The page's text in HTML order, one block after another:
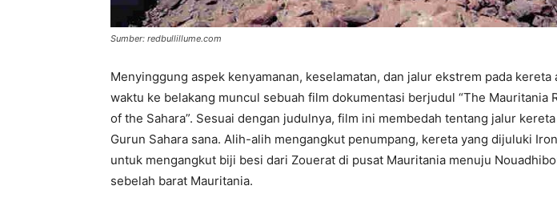
Sumber: redbullillume.com
Menyinggung aspek kenyamanan, keselamatan, dan jalur ekstrem pada kereta
waktu ke belakang muncul sebuah film dokumentasi berjudul “The Mauritania
of the Sahara”. Sesuai dengan judulnya, film ini membedah tentang jalur
Gurun Sahara sana. Alih-alih mengangkut penumpang, kereta yang dijuluki
untuk mengangkut biji besi dari Zouerat di pusat Mauritania menuju
sebelah barat Mauritania.